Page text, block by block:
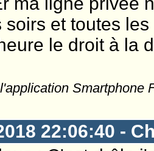
soirs et toutes
le droit à la
Smartphone
22:06:40 -